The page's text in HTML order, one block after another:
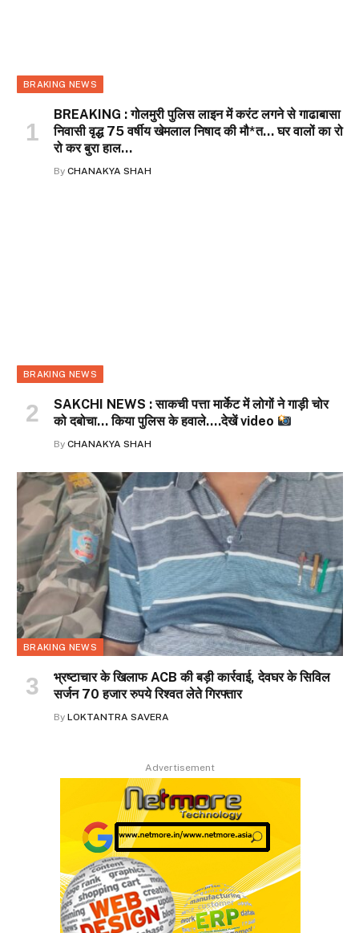
BRAKING NEWS
BREAKING : गोलमुरी पुलिस लाइन में करंट लगने से गाढाबासा
निवासी वृद्ध 75 वर्षीय खेमलाल निषाद की मौ*त… घर वालों का रो
रो कर बुरा हाल…
By CHANAKYA SHAH
BRAKING NEWS
SAKCHI NEWS : साकची पत्ता मार्केट में लोगों ने गाड़ी चोर
को दबोचा… किया पुलिस के हवाले….देखें video
By CHANAKYA SHAH
BRAKING NEWS
भ्रष्टाचार के खिलाफ ACB की बड़ी कार्रवाई, देवघर के सिविल
सर्जन 70 हजार रुपये रिश्वत लेते गिरफ्तार
By LOKTANTRA SAVERA
Advertisement